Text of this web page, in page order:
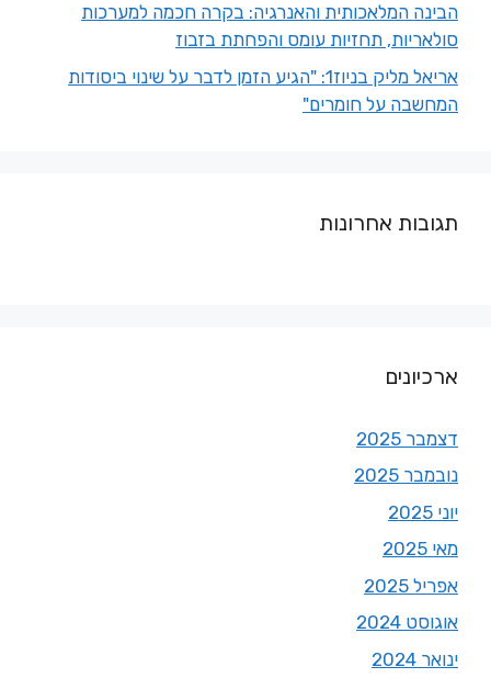
הבינה המלאכותית והאנרגיה: בקרה חכמה למערכות
סולאריות, תחזיות עומס והפחתת בזבוז
אריאל מליק בניוז1: "הגיע הזמן לדבר על שינוי ביסודות
המחשבה על חומרים"
תגובות אחרונות
ארכיונים
דצמבר 2025
נובמבר 2025
יוני 2025
מאי 2025
אפריל 2025
אוגוסט 2024
ינואר 2024